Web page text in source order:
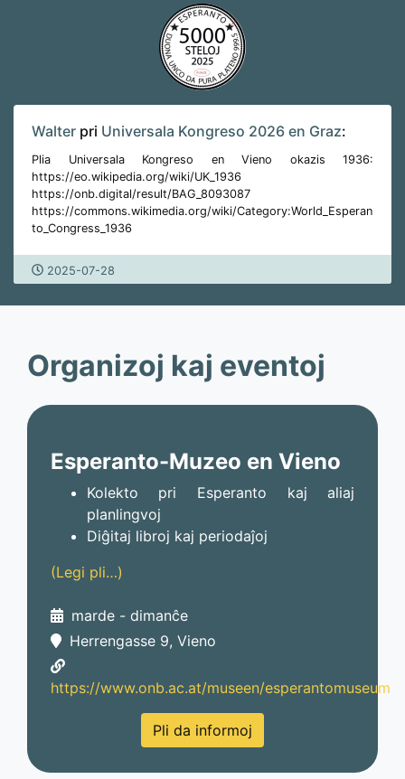
Walter pri Universala Kongreso 2026 en Graz:
Plia Universala Kongreso en Vieno okazis 1936:
https://eo.wikipedia.org/wiki/UK_1936
https://onb.digital/result/BAG_8093087
https://commons.wikimedia.org/wiki/Category:World_Esperan
to_Congress_1936
2025-07-28
Organizoj kaj eventoj
Esperanto-Muzeo en Vieno
Kolekto pri Esperanto kaj aliaj
planlingvoj
Diĝitaj libroj kaj periodaĵoj
(Legi pli…)
marde - dimanĉe
Herrengasse 9, Vieno
https://www.onb.ac.at/museen/esperantomuseum
Pli da informoj